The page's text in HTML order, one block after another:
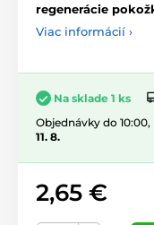
regenerácie
Viac informácií ›
Na sklade 1 ks
Objednávky do
11. 8.
2,65 €